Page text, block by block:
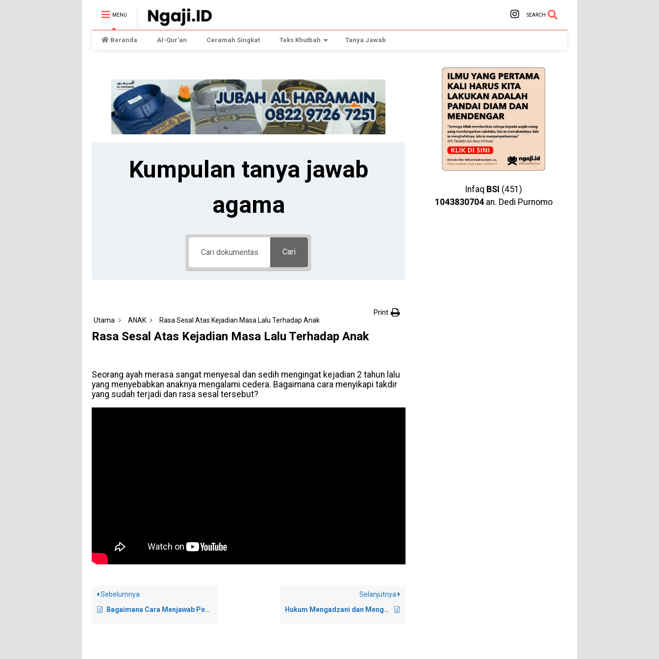
MENU SEARCH
Beranda Al-Qur’an Ceramah Singkat Teks Khutbah Tanya Jawab
Kumpulan tanya jawab
agama
Cari
Utama ANAK Rasa Sesal Atas Kejadian Masa Lalu Terhadap Anak
Print
Rasa Sesal Atas Kejadian Masa Lalu Terhadap Anak
Seorang ayah merasa sangat menyesal dan sedih mengingat kejadian 2 tahun lalu
yang menyebabkan anaknya mengalami cedera. Bagaimana cara menyikapi takdir
yang sudah terjadi dan rasa sesal tersebut?
Sebelumnya
Bagaimana Cara Menjawab Pertanyaan Sang Anak Tentang Perbuatan ‘Allah Sedang Apa’?
Selanjutnya
Hukum Mengadzani dan Mengiqomatkan Bayi?
Infaq BSI (451)
1043830704an. Dedi Purnomo